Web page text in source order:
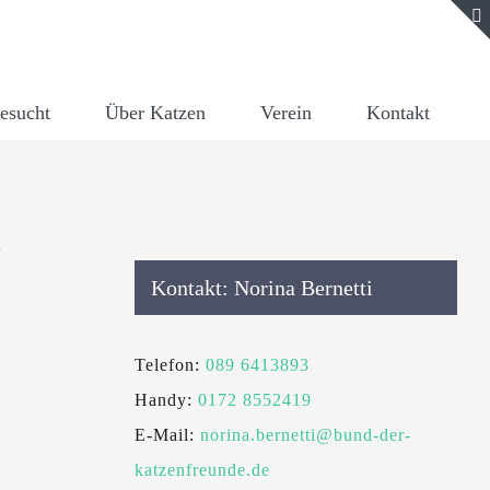
Über Katzen Verein Kontakt
Kontakt: Norina Bernetti
Telefon: 089 6413893
Handy: 0172 8552419
E-Mail: norina.bernetti@bund-der-
katzenfreunde.de